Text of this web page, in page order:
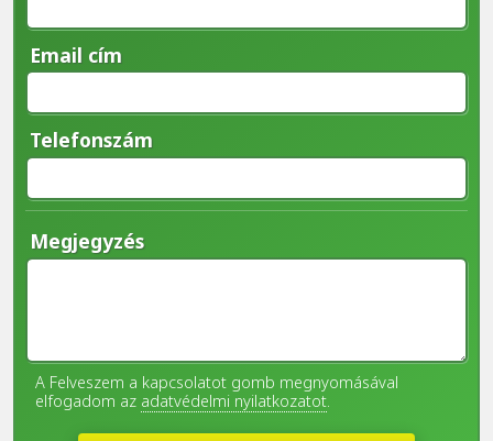
Email cím
Telefonszám
Megjegyzés
A Felveszem a kapcsolatot gomb megnyomásával
elfogadom az adatvédelmi nyilatkozatot.